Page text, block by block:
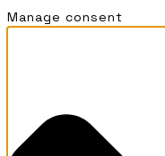
Manage consent